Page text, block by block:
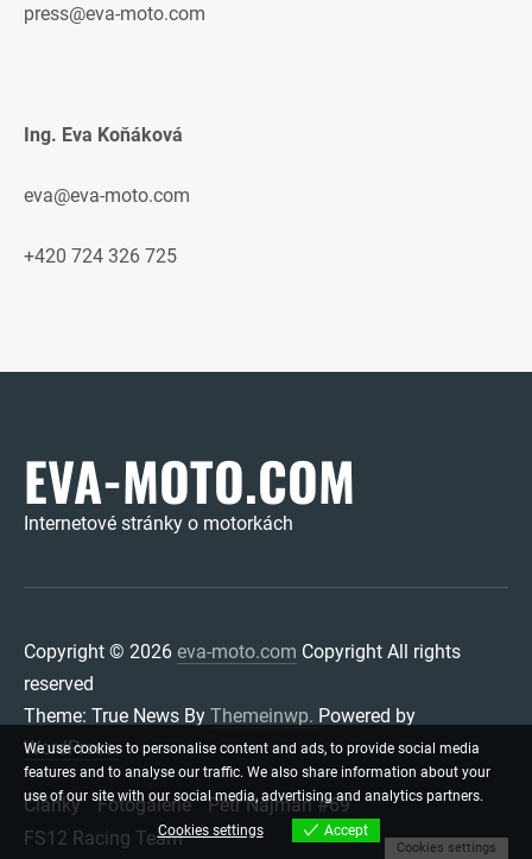
press@eva-moto.com
Ing. Eva Koňáková
eva@eva-moto.com
+420 724 326 725
EVA-MOTO.COM
Internetové stránky o motorkách
Copyright © 2026 eva-moto.com Copyright All rights
reserved
Theme: True News By Themeinwp. Powered by
WordPress.
Články Fotogalerie
Petr Najman #69
FS12 Racing Team
We use cookies to personalise content and ads, to provide social media
features and to analyse our traffic. We also share information about your
use of our site with our social media, advertising and analytics partners.
Cookies settings Accept
Cookies settings